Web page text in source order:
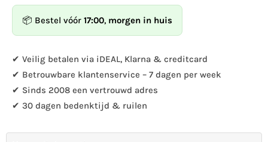
RoodborstjeRoodborstje
📦 Bestel vóór 17:00, morgen in huis
✔ Veilig betalen via iDEAL, Klarna & creditcard
✔ Betrouwbare klantenservice – 7 dagen per week
✔ Sinds 2008 een vertrouwd adres
✔ 30 dagen bedenktijd & ruilen